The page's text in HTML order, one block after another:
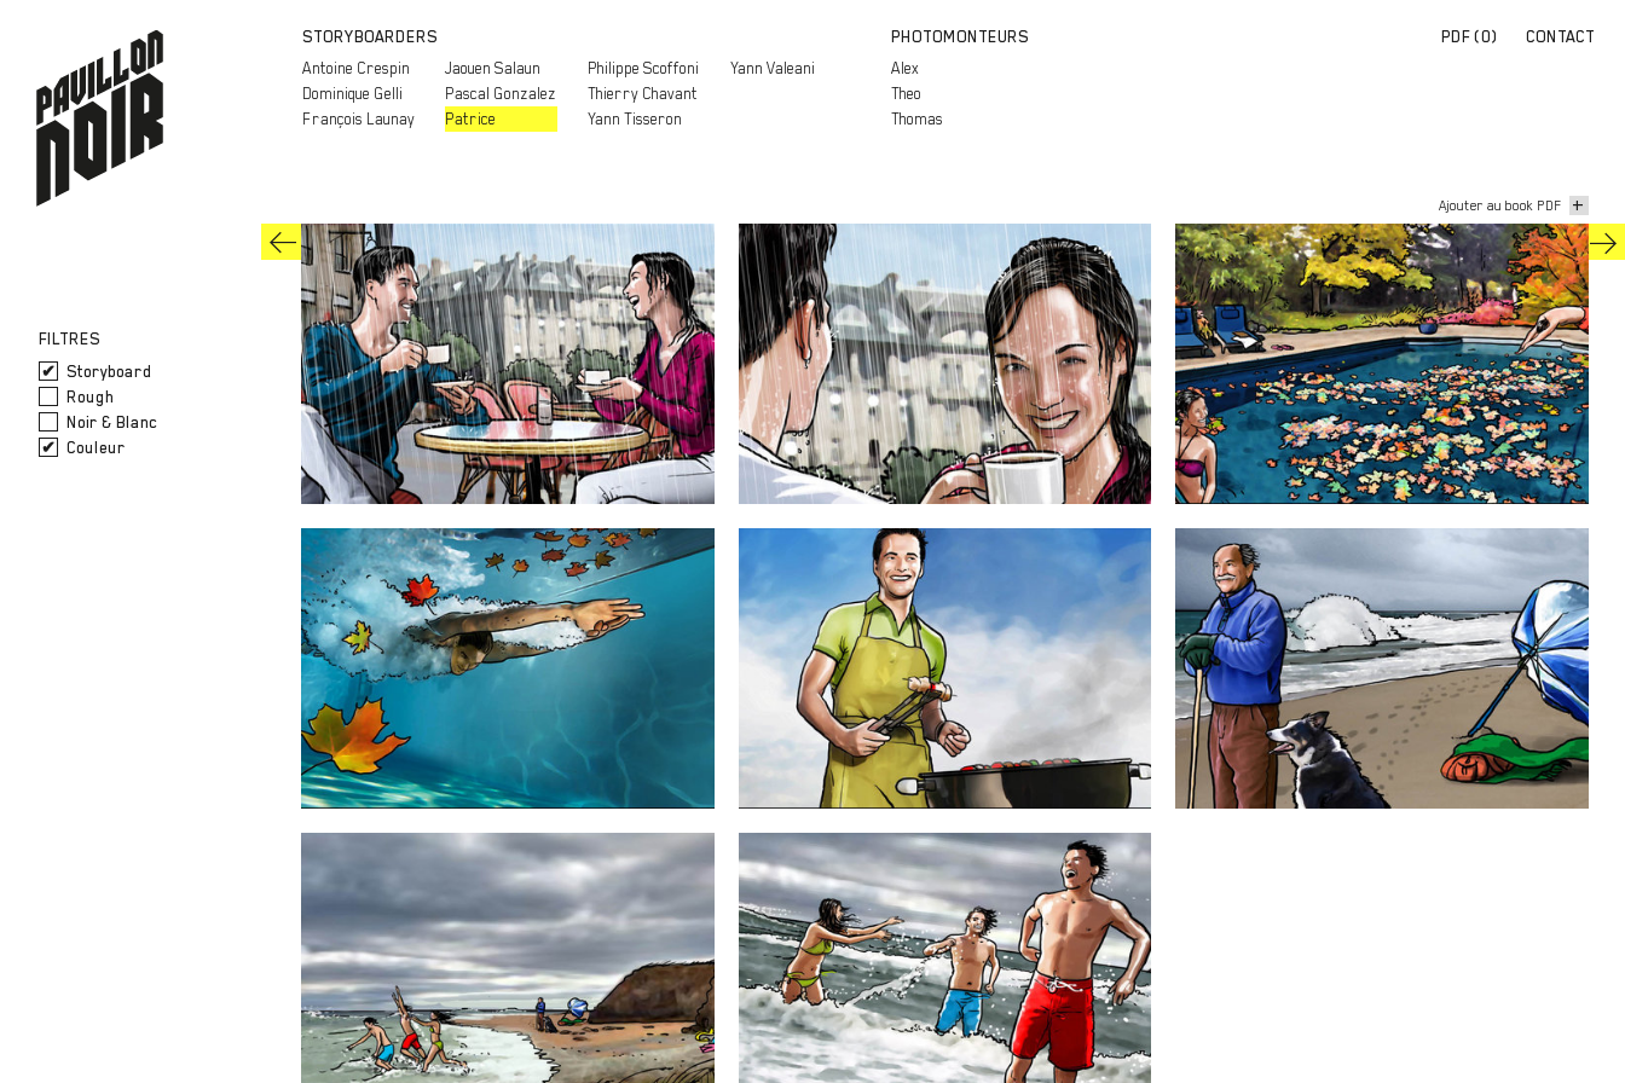
STORYBOARDERS
Antoine Crespin
Dominique Gelli
François Launay
Jaouen Salaun
Pascal Gonzalez
Patrice
Philippe Scoffoni
Thierry Chavant
Yann Tisseron
Yann Valeani
PHOTOMONTEURS
Alex
Theo
Thomas
PDF (0) CONTACT
FILTRES
Storyboard
Rough
Noir & Blanc
Couleur
+
Ajouter au book PDF